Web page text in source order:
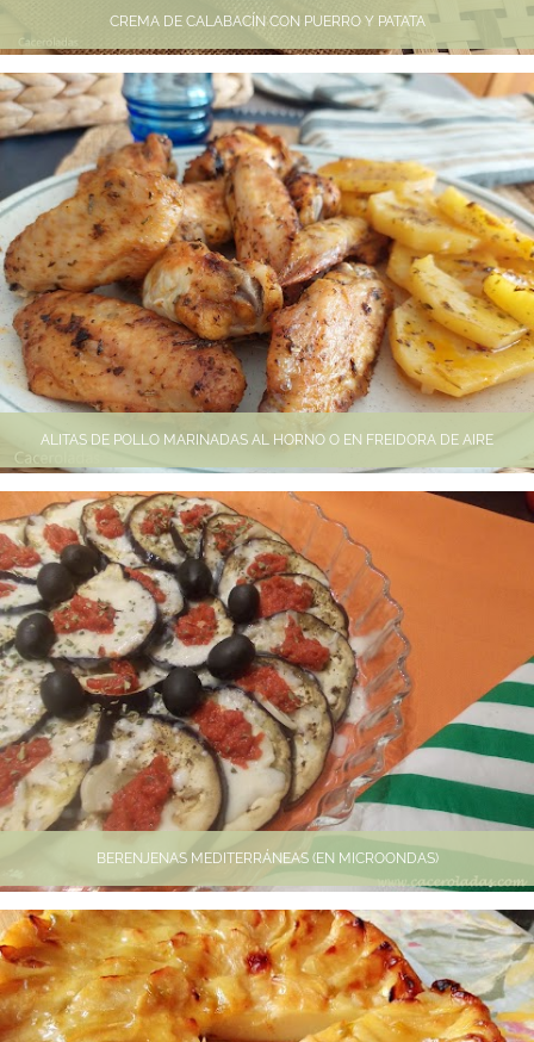
CREMA DE CALABACÍN CON PUERRO Y PATATA
ALITAS DE POLLO MARINADAS AL HORNO O EN FREIDORA DE AIRE
BERENJENAS MEDITERRÁNEAS (EN MICROONDAS)